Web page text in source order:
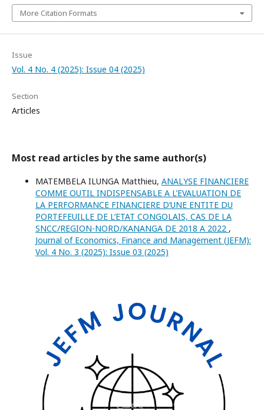
More Citation Formats
Issue
Vol. 4 No. 4 (2025): Issue 04 (2025)
Section
Articles
Most read articles by the same author(s)
MATEMBELA ILUNGA Matthieu, ANALYSE FINANCIERE
COMME OUTIL INDISPENSABLE A L’EVALUATION DE
LA PERFORMANCE FINANCIERE D’UNE ENTITE DU
PORTEFEUILLE DE L’ETAT CONGOLAIS, CAS DE LA
SNCC/REGION-NORD/KANANGA DE 2018 A 2022 ,
Journal of Economics, Finance and Management (JEFM):
Vol. 4 No. 3 (2025): Issue 03 (2025)